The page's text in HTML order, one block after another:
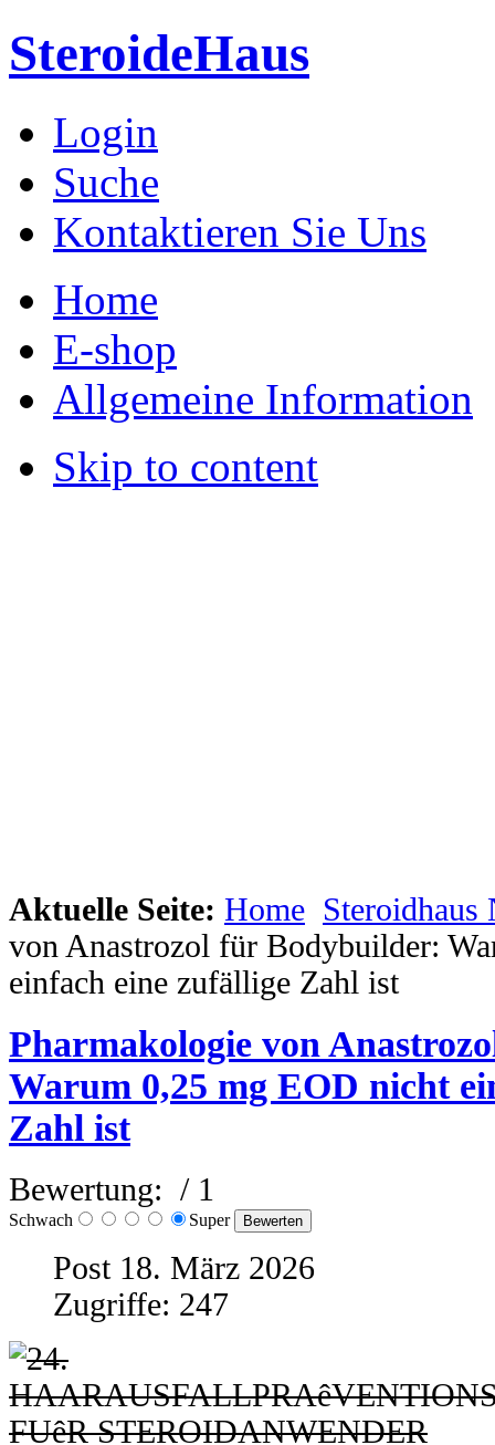
SteroideHaus
Login
Suche
Kontaktieren Sie Uns
Home
E-shop
Allgemeine Information
Skip to content
Aktuelle Seite: Home Steroidhaus
von Anastrozol für Bodybuilder:
einfach eine zufällige Zahl ist
Pharmakologie von
Warum 0,25 mg EOD nicht
Zahl ist
Bewertung: / 1
Schwach Super
Post 18. März 2026
Zugriffe: 247